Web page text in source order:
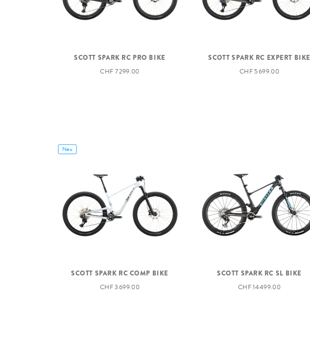
SCOTT SPARK RC PRO BIKE
CHF 7 299.00
SCOTT SPARK RC EXPERT BIKE
CHF 5 699.00
Neu
SCOTT SPARK RC COMP BIKE
CHF 3 699.00
SCOTT SPARK RC SL BIKE
CHF 14 499.00